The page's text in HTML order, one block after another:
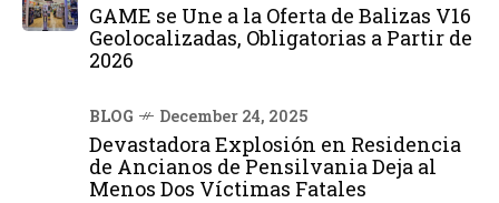
GAME se Une a la Oferta de Balizas V16
Geolocalizadas, Obligatorias a Partir de
2026
BLOG December 24, 2025
Devastadora Explosión en Residencia
de Ancianos de Pensilvania Deja al
Menos Dos Víctimas Fatales